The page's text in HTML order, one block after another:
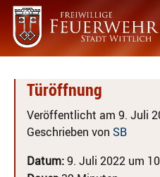
Türöffnung
Veröffentlicht am 9. Juli
Geschrieben von SB
Datum:9. Juli 2022 um